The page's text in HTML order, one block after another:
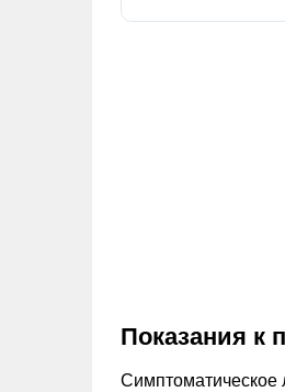
Показания к
Симптоматическое